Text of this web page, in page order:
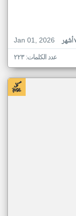
Jan 01, 2026
عدد الكلمات: ٢٢٣